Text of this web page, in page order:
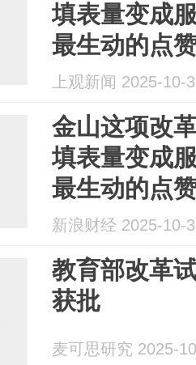
填表量变成
最生动的点
上观新闻 2025-10-
金山这项改
填表量变成
最生动的点
新浪财经 2025-10-
教育部改革
获批
麦可思研究 2025-